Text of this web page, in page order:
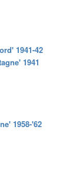
1941-42
1941
1958-'62